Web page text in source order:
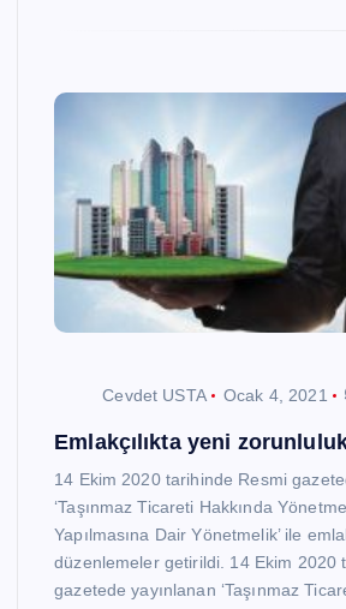
Cevdet USTA Ocak 4, 2021
Emlakçılıkta yeni
14 Ekim 2020 tarihinde Resmi
‘Taşınmaz Ticareti Hakkında
Yapılmasına Dair Yönetmelik’ ile
düzenlemeler getirildi. 14 Ekim 2020
gazetede yayınlanan ‘Taşınmaz